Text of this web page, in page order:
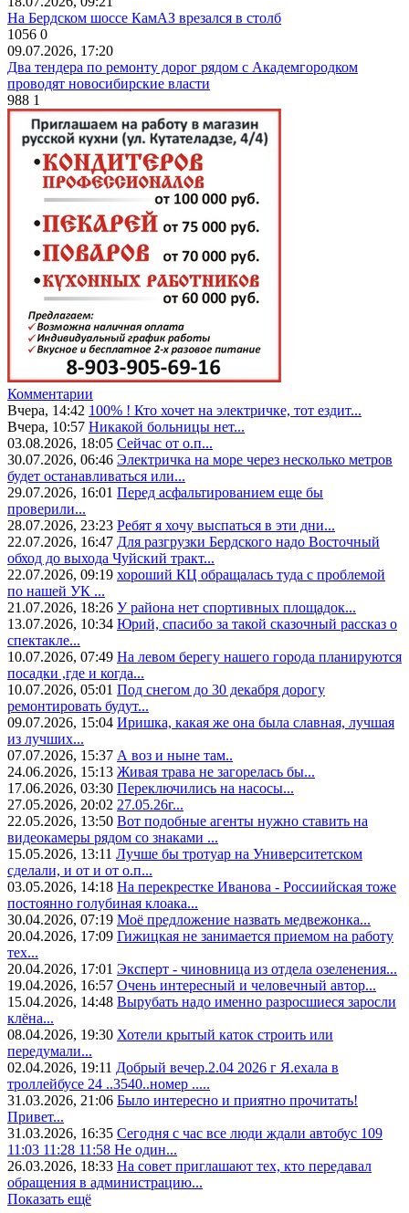
На Бердском шоссе КамАЗ врезался в столб
1056 0
09.07.2026, 17:20
Два тендера по ремонту дорог рядом с Академгородком
проводят новосибирские власти
988 1
Комментарии
Вчера, 14:42 100% ! Кто хочет на электричке, тот ездит...
Вчера, 10:57 Никакой больницы нет...
03.08.2026, 18:05 Сейчас от о.п...
30.07.2026, 06:46 Электричка на море через несколько метров
будет останавливаться или...
29.07.2026, 16:01 Перед асфальтированием еще бы
проверили...
28.07.2026, 23:23 Ребят я хочу выспаться в эти дни...
22.07.2026, 16:47 Для разгрузки Бердского надо Восточный
обход до выхода Чуйский тракт...
22.07.2026, 09:19 хороший КЦ обращалась туда с проблемой
по нашей УК ...
21.07.2026, 18:26 У района нет спортивных площадок...
13.07.2026, 10:34 Юрий, спасибо за такой сказочный рассказ о
спектакле...
10.07.2026, 07:49 На левом берегу нашего города планируются
посадки ,где и когда...
10.07.2026, 05:01 Под снегом до 30 декабря дорогу
ремонтировать будут...
09.07.2026, 15:04 Иришка, какая же она была славная, лучшая
из лучших...
07.07.2026, 15:37 А воз и ныне там..
24.06.2026, 15:13 Живая трава не загорелась бы...
17.06.2026, 03:30 Переключились на насосы...
27.05.2026, 20:02 27.05.26г...
22.05.2026, 13:50 Вот подобные агенты нужно ставить на
видеокамеры рядом со знаками ...
15.05.2026, 13:11 Лучше бы тротуар на Университетском
сделали, и от и от о.п...
03.05.2026, 14:18 На перекрестке Иванова - Россиийская тоже
постоянно голубиная клоака...
30.04.2026, 07:19 Моё предложение назвать медвежонка...
20.04.2026, 17:09 Гижицкая не занимается приемом на работу
тех...
20.04.2026, 17:01 Эксперт - чиновница из отдела озеленения...
19.04.2026, 16:57 Очень интересный и человечный автор...
15.04.2026, 14:48 Вырубать надо именно разросшиеся заросли
клёна...
08.04.2026, 19:30 Хотели крытый каток строить или
передумали...
02.04.2026, 19:11 Добрый вечер.2.04 2026 г Я.ехала в
троллейбусе 24 ..3540..номер .....
31.03.2026, 21:06 Было интересно и приятно прочитать!
Привет...
31.03.2026, 16:35 Сегодня с час все люди ждали автобус 109
11:03 11:28 11:58 Не один...
26.03.2026, 18:33 На совет приглашают тех, кто передавал
обращения в администрацию...
Показать ещё